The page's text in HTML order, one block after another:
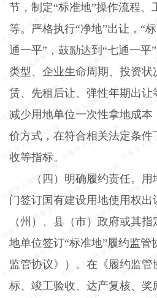
节，制定“标准地”操作流程、
等。严格执行“净地”出让，“
通一平”，鼓励达到“七通一平
类型、企业生命周期、投资状
赁、先租后让、弹性年期出让
减少用地单位一次性拿地成
价方式，在符合相关法定条
收等指标。
（四）明确履约责任。 用
门签订国有建设用地使用权出
（州）、县（市）政府或其
地单位签订“标准地”履约监管
监管协议》）。在《履约监
标、竣工验收、达产复核、